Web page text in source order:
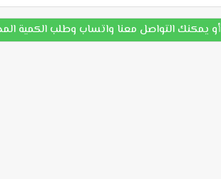
أو يمكنك التواصل معنا واتساب وطلب الكمية